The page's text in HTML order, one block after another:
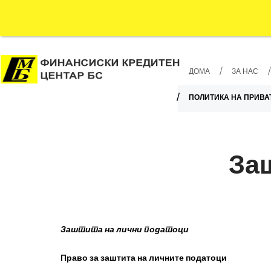
ДОМА ЗА НАС
ПОЛИТИКА НА
Заштита на лични податоци
Право за заштита на личните податоци